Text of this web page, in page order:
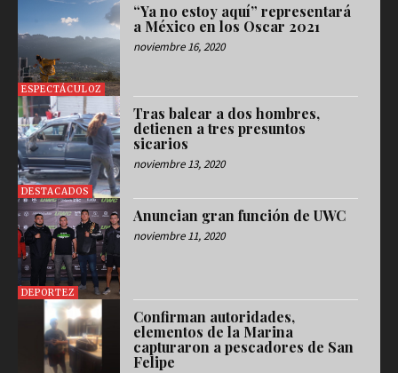
ESPECTÁCULOZ
“Ya no estoy aquí” representará
a México en los Oscar 2021
noviembre 16, 2020
DESTACADOS
Tras balear a dos hombres,
detienen a tres presuntos
sicarios
noviembre 13, 2020
DEPORTEZ
Anuncian gran función de UWC
noviembre 11, 2020
Confirman autoridades,
elementos de la Marina
capturaron a pescadores de San
Felipe